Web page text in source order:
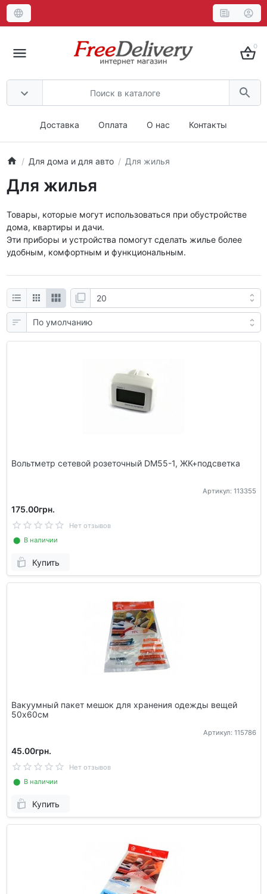
0
Доставка Оплата О нас Контакты
Для дома и для авто Для жилья
Для жилья
Товары, которые могут использоваться при обустройстве
дома, квартиры и дачи.
Эти приборы и устройства помогут сделать жилье более
удобным, комфортным и функциональным.
Вольтметр сетевой розеточный DM55-1, ЖК+подсветка
Артикул: 113355
175.00грн.
Нет отзывов
⬤ В наличии
Купить
Вакуумный пакет мешок для хранения одежды вещей
50х60см
Артикул: 115786
45.00грн.
Нет отзывов
⬤ В наличии
Купить